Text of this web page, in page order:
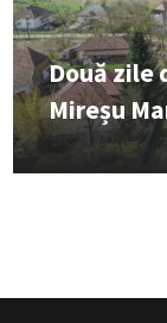
Două zile
Mireșu